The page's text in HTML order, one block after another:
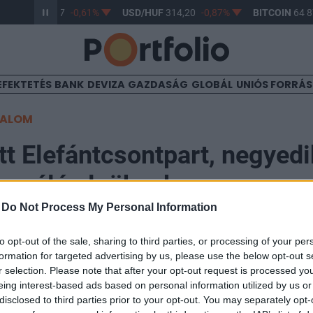
Do Not Process My Personal Information
opt-out of the sale, sharing to third parties, or processing of your
for targeted advertising by us, please use the below opt-out
selection. Please note that after your opt-out request is processed
interest-based ads based on personal information utilized by us
to third parties prior to your opt-out. You may separately
363,17 -0,61% USD/HUF314,20 -0,87% BITCOIN64
BANK DEVIZA GAZDASÁG GLOBÁL UNIÓS
Elefántcsontpart,
elnöknek
ellenzéki kihívó elismerte vereségét az
miután az előzetes eredmények szerint az